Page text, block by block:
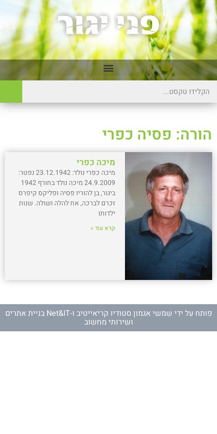
הורה: פסיה כפרי
מיכה כפרי
מיכה כפרי נולד: 23.12.1942 נפטר:
24.9.2009 מיכה נולד בחורף 1942
ביגור, בן להוריו פסיה ופליקס קיפרס
זכרם לברכה, אח להלה ושולה. שנות
ילדותו
קרא עוד »
פותח על ידי שמשי אגמון סטודיו קריאייטיב ו- Net&IT בניית אתרים
ושירותי מחשוב